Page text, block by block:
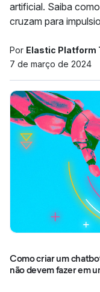
artificial. Saiba
cruzam para
Por Elastic Platform
7 de março de 2024
Como criar um
não devem fazer em